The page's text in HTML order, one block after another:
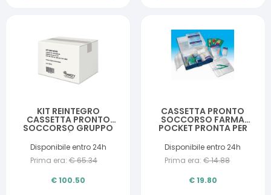
KIT REINTEGRO
CASSETTA PRONTO
SOCCORSO GRUPPO
Disponibile entro 24h
Prima era: €65.34
€100.50
CASSETTA PRONTO
SOCCORSO FARMA
POCKET PRONTA PER
ESIGENZE DI SICUREZZA
E DI PREVENZIONE
Disponibile entro 24h
Prima era: €14.88
€19.80